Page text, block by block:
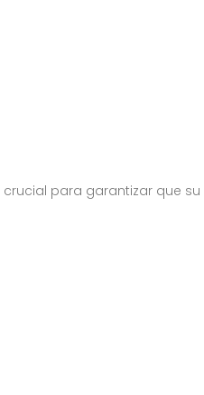
para garantizar que